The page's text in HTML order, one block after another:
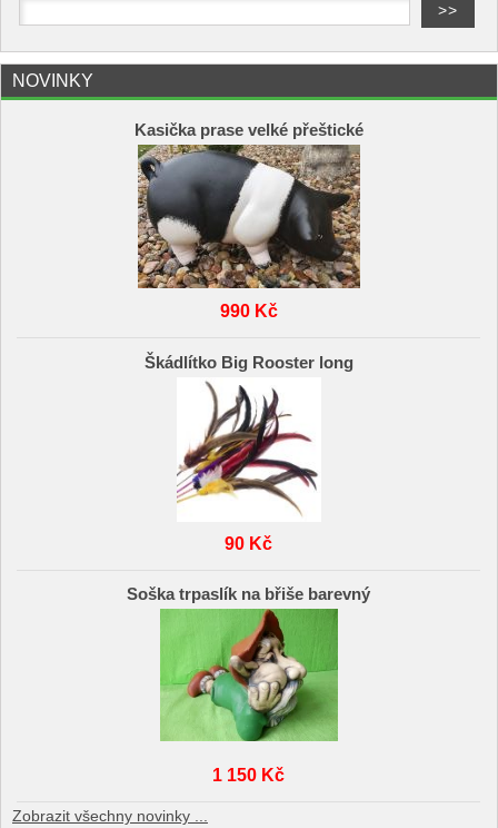
NOVINKY
Kasička prase velké přeštické
990 Kč
Škádlítko Big Rooster long
90 Kč
Soška trpaslík na břiše barevný
1 150 Kč
Zobrazit všechny novinky ...